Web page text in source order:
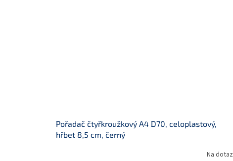
Pořadač čtyřkroužkový A4 D70, celoplastový,
hřbet 8,5 cm, černý
Na dotaz